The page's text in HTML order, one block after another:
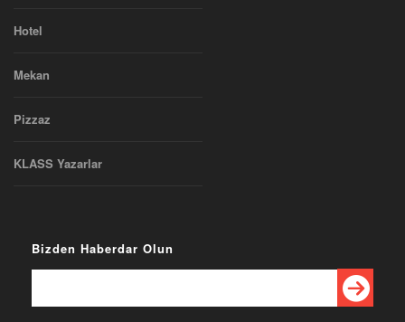
Hotel
Mekan
Pizzaz
KLASS Yazarlar
Bizden Haberdar Olun